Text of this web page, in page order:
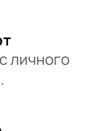
личного